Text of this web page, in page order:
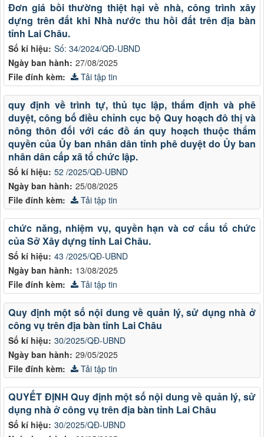
Số kí hiệu: Số: 34/2024/QĐ-UBND
Ngày ban hành: 27/08/2025
Đơn giá bồi thường thiệt hại về nhà, công trình xây
dựng trên đất khi Nhà nước thu hồi đất trên địa bàn
tỉnh Lai Châu.
File đính kèm: Tải tập tin
Số kí hiệu: 52 /2025/QĐ-UBND
Ngày ban hành: 25/08/2025
quy định về trình tự, thủ tục lập, thẩm định và phê
duyệt, công bố điều chỉnh cục bộ Quy hoạch đô thị và
nông thôn đối với các đồ án quy hoạch thuộc thẩm
quyền của Ủy ban nhân dân tỉnh phê duyệt do Ủy ban
nhân dân cấp xã tổ chức lập.
File đính kèm: Tải tập tin
Số kí hiệu: 43 /2025/QĐ-UBND
Ngày ban hành: 13/08/2025
chức năng, nhiệm vụ, quyền hạn và cơ cấu tổ chức
của Sở Xây dựng tỉnh Lai Châu.
File đính kèm: Tải tập tin
Số kí hiệu: 30/2025/QĐ-UBND
Ngày ban hành: 29/05/2025
Quy định một số nội dung về quản lý, sử dụng nhà ở
công vụ trên địa bàn tỉnh Lai Châu
File đính kèm: Tải tập tin
Số kí hiệu: 30/2025/QĐ-UBND
QUYẾT ĐỊNH Quy định một số nội dung về quản lý, sử
dụng nhà ở công vụ trên địa bàn tỉnh Lai Châu